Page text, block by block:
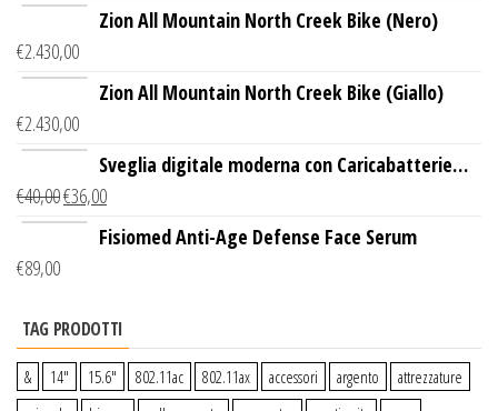
Zion All Mountain North Creek Bike (Nero)
€2.430,00
Zion All Mountain North Creek Bike (Giallo)
€2.430,00
Sveglia digitale moderna con Caricabatterie
Wireless Qi
€40,00€36,00
Fisiomed Anti-Age Defense Face Serum
€89,00
TAG PRODOTTI
& 14″ 15.6″ 802.11ac 802.11ax accessori argento
attrezzature